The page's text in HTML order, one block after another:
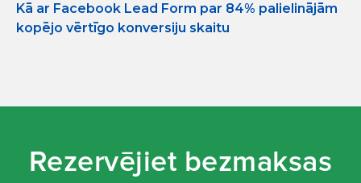
Kā ar Facebook Lead Form par 84% palielinājām
kopējo vērtīgo konversiju skaitu
Rezervējiet bezmaksas